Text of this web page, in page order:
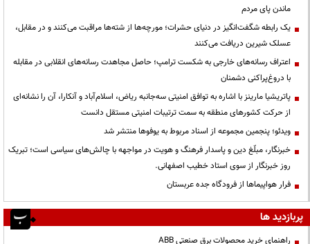
ماندن پای مردم
یک رابطه شگفت‌انگیز در دنیای حشرات؛ مورچه‌ها از شته‌ها مراقبت می‌کنند و در مقابل،
عسلک شیرین دریافت می‌کنند
اعتراف رسانه‌های خارجی به شکست ترامپ؛ حاصل مجاهدت رسانه‌های انقلابی در مقابله
با دروغ‌پراکنی دشمنان
پاتریشیا مارینز با اشاره به توافق امنیتی سه‌جانبه ریاض، اسلام‌آباد و آنکارا، آن را نشانه‌ای
از حرکت کشورهای منطقه به سمت ترتیبات امنیتی مستقل دانست
ویدئو؛ پنجمین مجموعه از اسناد مربوط به یوفوها منتشر شد
خبرنگار، مبلّغ دین و پاسدار فرهنگ و هویت در مواجهه با چالش‌های سیاسی است؛ تبریک
روز خبرنگار از سوی استاد خطیب اصفهانی.
فرار هواپیماها از فرودگاه جده عربستان
پربازدید ها
راهنمای خرید محصولات برق صنعتی ABB